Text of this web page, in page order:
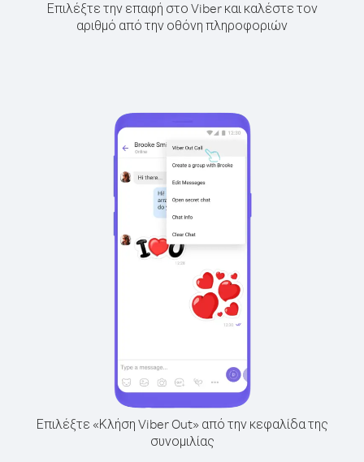
Επιλέξτε την επαφή στο Viber και καλέστε τον
αριθμό από την οθόνη πληροφοριών
Επιλέξτε «Κλήση Viber Out» από την κεφαλίδα της
συνομιλίας